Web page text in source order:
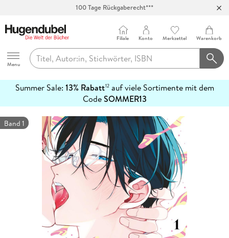
100 Tage Rückgaberecht***
Hugendubel
Menu
Filiale Konto Merkzettel Warenkorb
Summer Sale: 13% Rabatt12auf viele Sortimente mit dem
CodeSOMMER13
erfahren
Band 1